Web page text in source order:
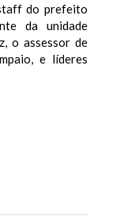
do prefeito
da unidade
o assessor de
e líderes